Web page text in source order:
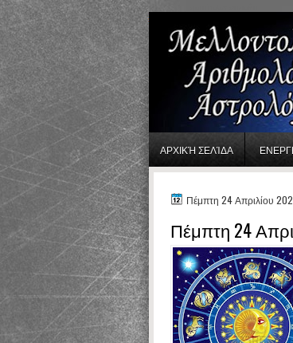
ΑΡΧΙΚΉ ΣΕΛΊΔΑ
Πέμπτη 24 Απριλίου
Πέμπτη 24